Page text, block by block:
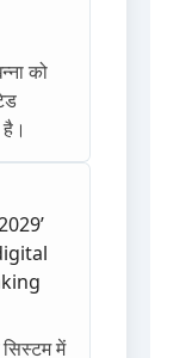
को
में